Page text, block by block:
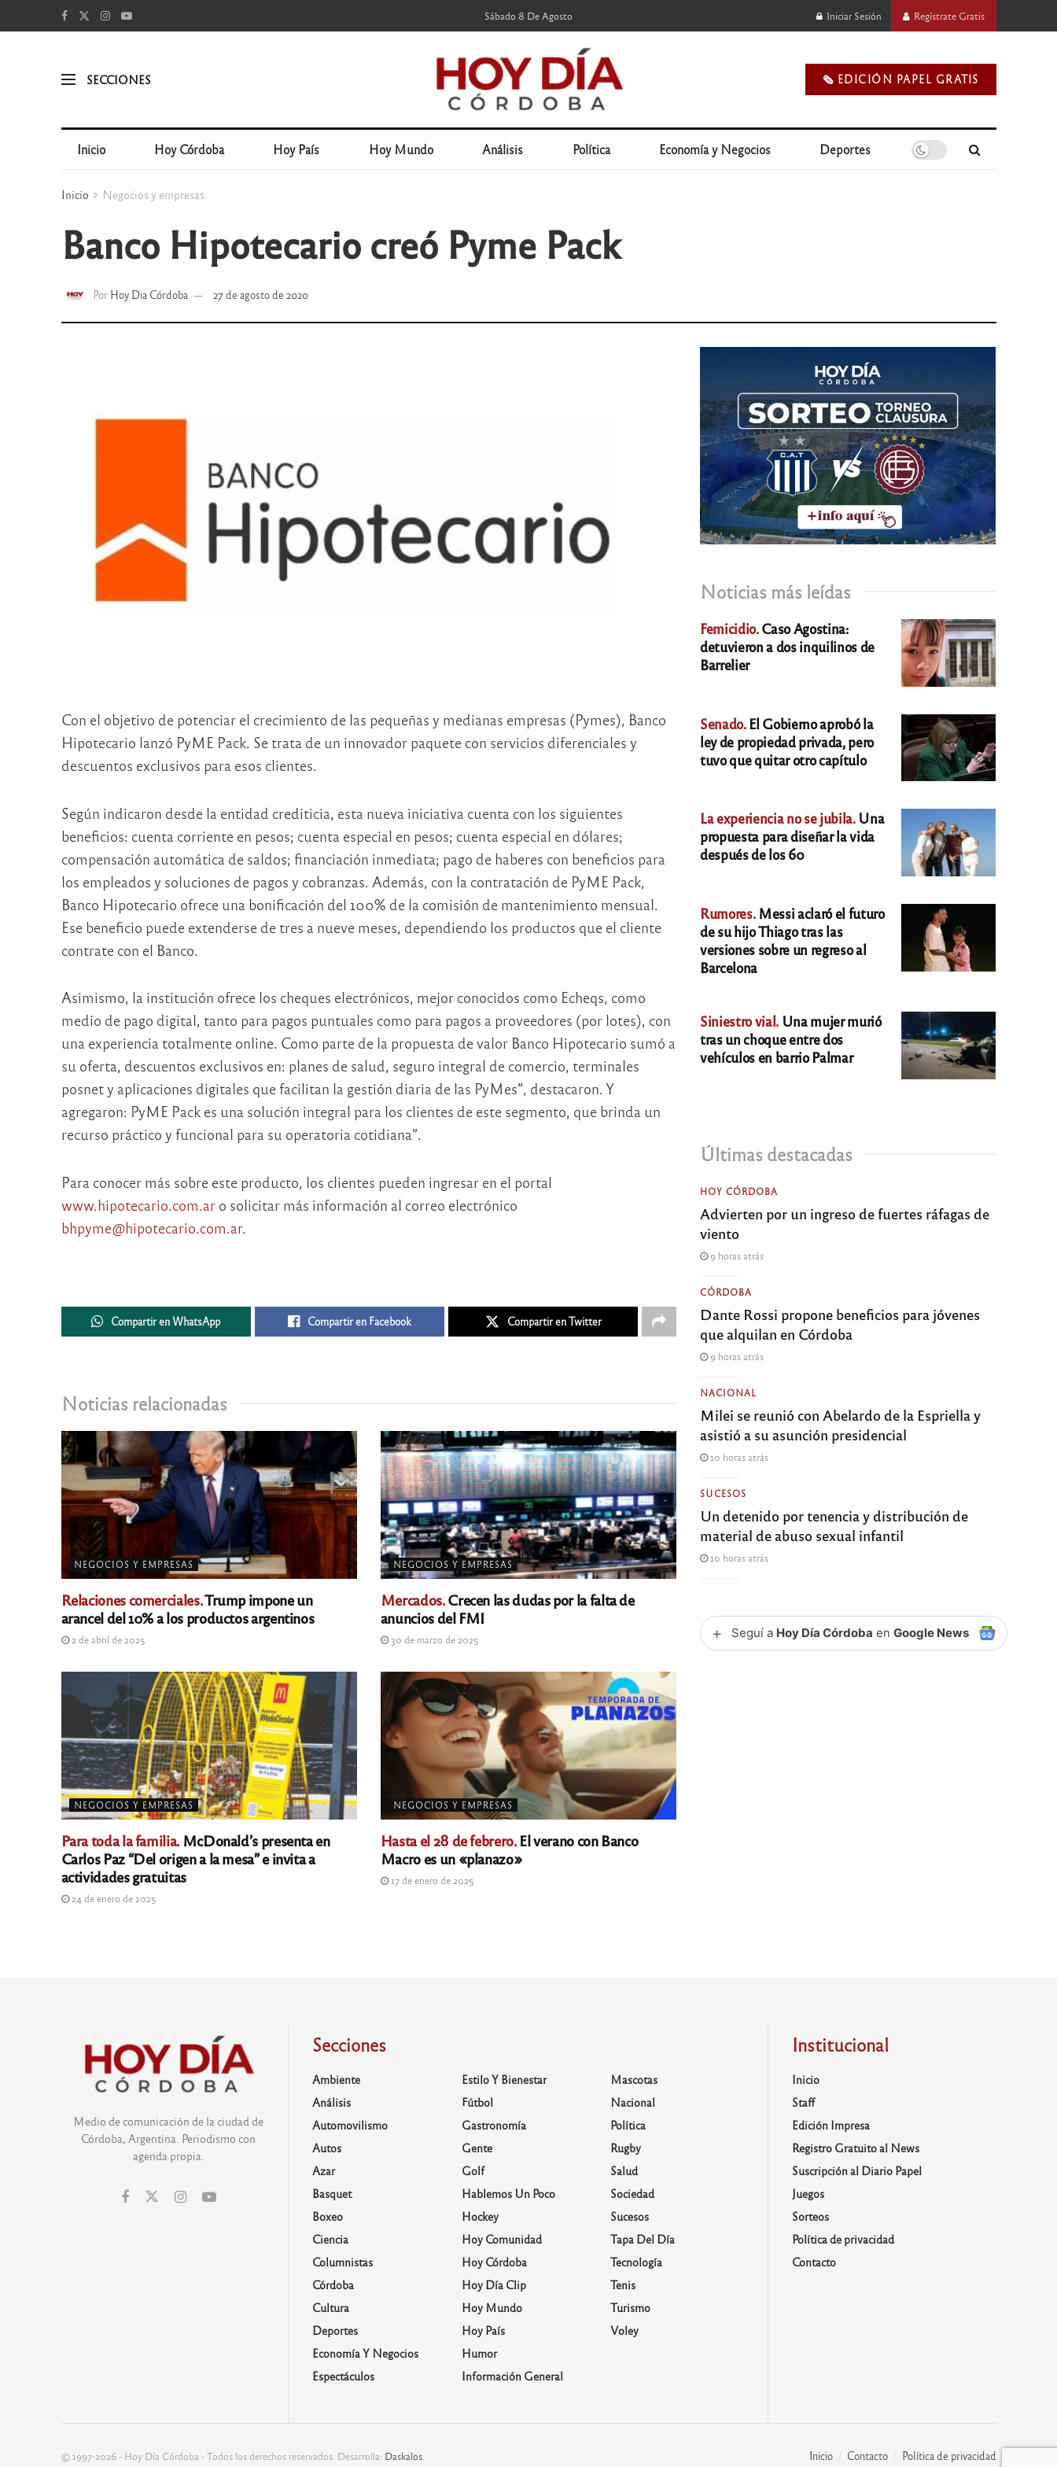
Sábado 8 De Agosto Iniciar Sesión Regístrate Gratis
SECCIONES 🗞️ EDICIÓN PAPEL GRATIS
Inicio Hoy Córdoba Hoy País Hoy Mundo Análisis Política Economía y Negocios Deportes
Inicio Negocios y empresas
Banco Hipotecario creó Pyme Pack
Por Hoy Dia Córdoba 27 de agosto de 2020
Con el objetivo de potenciar el crecimiento de las pequeñas y medianas empresas (Pymes), Banco
Hipotecario lanzó PyME Pack. Se trata de un innovador paquete con servicios diferenciales y
descuentos exclusivos para esos clientes.
Según indicaron desde la entidad crediticia, esta nueva iniciativa cuenta con los siguientes
beneficios: cuenta corriente en pesos; cuenta especial en pesos; cuenta especial en dólares;
compensación automática de saldos; financiación inmediata; pago de haberes con beneficios para
los empleados y soluciones de pagos y cobranzas. Además, con la contratación de PyME Pack,
Banco Hipotecario ofrece una bonificación del 100% de la comisión de mantenimiento mensual.
Ese beneficio puede extenderse de tres a nueve meses, dependiendo los productos que el cliente
contrate con el Banco.
Asimismo, la institución ofrece los cheques electrónicos, mejor conocidos como Echeqs, como
medio de pago digital, tanto para pagos puntuales como para pagos a proveedores (por lotes), con
una experiencia totalmente online. Como parte de la propuesta de valor Banco Hipotecario sumó a
su oferta, descuentos exclusivos en: planes de salud, seguro integral de comercio, terminales
posnet y aplicaciones digitales que facilitan la gestión diaria de las PyMes”, destacaron. Y
agregaron: PyME Pack es una solución integral para los clientes de este segmento, que brinda un
recurso práctico y funcional para su operatoria cotidiana”.
Para conocer más sobre este producto, los clientes pueden ingresar en el portal
www.hipotecario.com.aro solicitar más información al correo electrónico
bhpyme@hipotecario.com.ar.
Compartir en WhatsApp Compartir en Facebook Compartir en Twitter
Noticias relacionadas
NEGOCIOS Y EMPRESAS
Relaciones comerciales.Trump impone un
arancel del 10% a los productos argentinos
2 de abril de 2025
NEGOCIOS Y EMPRESAS
Mercados.Crecen las dudas por la falta de
anuncios del FMI
30 de marzo de 2025
NEGOCIOS Y EMPRESAS
Para toda la familia.McDonald’s presenta en
Carlos Paz “Del origen a la mesa” e invita a
actividades gratuitas
24 de enero de 2025
NEGOCIOS Y EMPRESAS
Hasta el 28 de febrero.El verano con Banco
Macro es un «planazo»
17 de enero de 2025
Noticias más leídas
Femicidio.Caso Agostina:
detuvieron a dos inquilinos de
Barrelier
Senado.El Gobierno aprobó la
ley de propiedad privada, pero
tuvo que quitar otro capítulo
La experiencia no se jubila.Una
propuesta para diseñar la vida
después de los 60
Rumores.Messi aclaró el futuro
de su hijo Thiago tras las
versiones sobre un regreso al
Barcelona
Siniestro vial. Una mujer murió
tras un choque entre dos
vehículos en barrio Palmar
Últimas destacadas
HOY CÓRDOBA
Advierten por un ingreso de fuertes ráfagas de
viento
9 horas atrás
CÓRDOBA
Dante Rossi propone beneficios para jóvenes
que alquilan en Córdoba
9 horas atrás
NACIONAL
Milei se reunió con Abelardo de la Espriella y
asistió a su asunción presidencial
10 horas atrás
SUCESOS
Un detenido por tenencia y distribución de
material de abuso sexual infantil
10 horas atrás
+ Seguí a Hoy Día Córdoba enGoogle News
Medio de comunicación de la ciudad de
Córdoba, Argentina. Periodismo con
agenda propia.
Secciones
Ambiente
Análisis
Automovilismo
Autos
Azar
Basquet
Boxeo
Ciencia
Columnistas
Córdoba
Cultura
Deportes
Economía Y Negocios
Espectáculos
Estilo Y Bienestar
Fútbol
Gastronomía
Gente
Golf
Hablemos Un Poco
Hockey
Hoy Comunidad
Hoy Córdoba
Hoy Día Clip
Hoy Mundo
Hoy País
Humor
Información General
Mascotas
Nacional
Política
Rugby
Salud
Sociedad
Sucesos
Tapa Del Día
Tecnología
Tenis
Turismo
Voley
Institucional
Inicio
Staff
Edición Impresa
Registro Gratuito al News
Suscripción al Diario Papel
Juegos
Sorteos
Política de privacidad
Contacto
Inicio Contacto Política de privacidad
© 1997-2026 - Hoy Día Córdoba - Todos los derechos reservados. Desarrolla: Daskalos.